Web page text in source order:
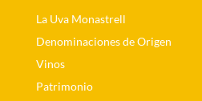
La Uva Monastrell
Denominaciones de Origen
Vinos
Patrimonio